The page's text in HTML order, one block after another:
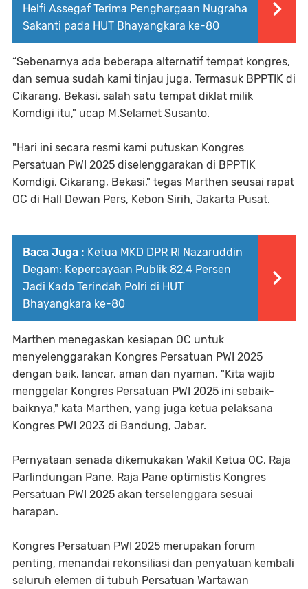
Helfi Assegaf Terima Penghargaan Nugraha
Sakanti pada HUT Bhayangkara ke-80
“Sebenarnya ada beberapa alternatif tempat kongres,
dan semua sudah kami tinjau juga. Termasuk BPPTIK di
Cikarang, Bekasi, salah satu tempat diklat milik
Komdigi itu," ucap M.Selamet Susanto.
"Hari ini secara resmi kami putuskan Kongres
Persatuan PWI 2025 diselenggarakan di BPPTIK
Komdigi, Cikarang, Bekasi," tegas Marthen seusai rapat
OC di Hall Dewan Pers, Kebon Sirih, Jakarta Pusat.
Baca Juga : Ketua MKD DPR RI Nazaruddin
Degam: Kepercayaan Publik 82,4 Persen
Jadi Kado Terindah Polri di HUT
Bhayangkara ke-80
Marthen menegaskan kesiapan OC untuk
menyelenggarakan Kongres Persatuan PWI 2025
dengan baik, lancar, aman dan nyaman. "Kita wajib
menggelar Kongres Persatuan PWI 2025 ini sebaik-
baiknya," kata Marthen, yang juga ketua pelaksana
Kongres PWI 2023 di Bandung, Jabar.
Pernyataan senada dikemukakan Wakil Ketua OC, Raja
Parlindungan Pane. Raja Pane optimistis Kongres
Persatuan PWI 2025 akan terselenggara sesuai
harapan.
Kongres Persatuan PWI 2025 merupakan forum
penting, menandai rekonsiliasi dan penyatuan kembali
seluruh elemen di tubuh Persatuan Wartawan